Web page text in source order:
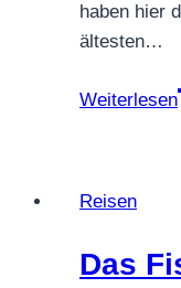
haben hier
ältesten…
Weiterlesen
Reisen
Das